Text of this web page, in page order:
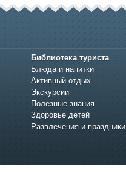
Библиотека туриста
Блюда и напитки
Активный отдых
Экскурсии
Полезные знания
Здоровье детей
Развлечения и праздники